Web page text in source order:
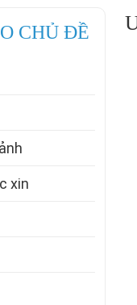
CHỦ ĐỀ
xin